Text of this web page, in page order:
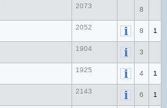
2073 8
2052 8 1
1904 3
1925 4 1
2143 6 1